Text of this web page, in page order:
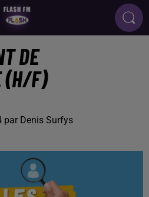
DE
(H/F)
par Denis Surfys